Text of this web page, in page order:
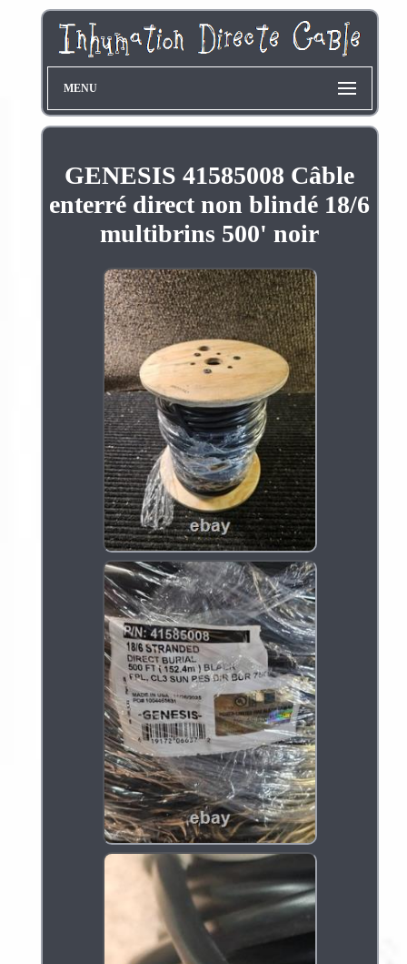
MENU
GENESIS 41585008 Câble
enterré direct non blindé 18/6
multibrins 500' noir